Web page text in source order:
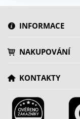
INFORMACE
NAKUPOVÁNÍ
KONTAKTY